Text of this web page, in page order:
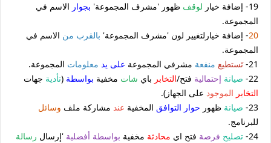
19- إضافة خيار
لوقف ظهور 'مشرف المجموعة' بجوار الاسم في
المجموعة.
20- إضافة خيارلتغيير لون 'مشرف المجموعة' بالقرب من الاسم في
المجموعة.
21- تَستطيع منفعة مشرفي المجموعة على يد معلومات المجموعة.
22- صيانة إحتمالية فتح/التخابر باي شات مخفية بواسطة (تأدية جهات
التخابر الموجود على الجهاز).
23- صيانة ظهور حوار التوافق المخفية عند مشاركة ملف وسائل
للبرنامج.
24- تصليح فرصة فتح اي محادثة مخفية بواسطة أفضلية 'إرسال رسالة